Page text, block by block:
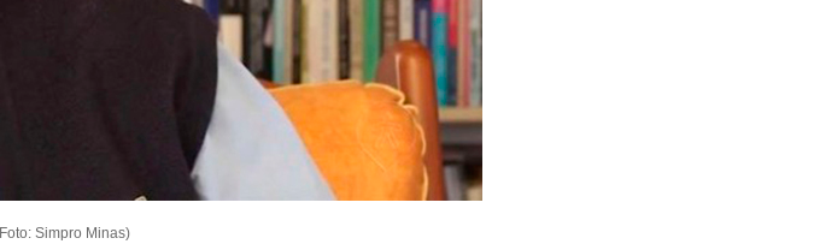
Simpro Minas)